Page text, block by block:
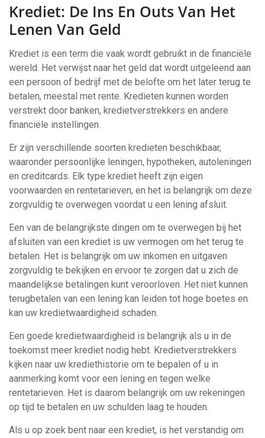
Krediet: De Ins En Outs Van Het
Lenen Van Geld
Krediet is een term die vaak wordt gebruikt in de financiële
wereld. Het verwijst naar het geld dat wordt uitgeleend aan
een persoon of bedrijf met de belofte om het later terug te
betalen, meestal met rente. Kredieten kunnen worden
verstrekt door banken, kredietverstrekkers en andere
financiële instellingen.
Er zijn verschillende soorten kredieten beschikbaar,
waaronder persoonlijke leningen, hypotheken, autoleningen
en creditcards. Elk type krediet heeft zijn eigen
voorwaarden en rentetarieven, en het is belangrijk om deze
zorgvuldig te overwegen voordat u een lening afsluit.
Een van de belangrijkste dingen om te overwegen bij het
afsluiten van een krediet is uw vermogen om het terug te
betalen. Het is belangrijk om uw inkomen en uitgaven
zorgvuldig te bekijken en ervoor te zorgen dat u zich de
maandelijkse betalingen kunt veroorloven. Het niet kunnen
terugbetalen van een lening kan leiden tot hoge boetes en
kan uw kredietwaardigheid schaden.
Een goede kredietwaardigheid is belangrijk als u in de
toekomst meer krediet nodig hebt. Kredietverstrekkers
kijken naar uw krediethistorie om te bepalen of u in
aanmerking komt voor een lening en tegen welke
rentetarieven. Het is daarom belangrijk om uw rekeningen
op tijd te betalen en uw schulden laag te houden.
Als u op zoek bent naar een krediet, is het verstandig om